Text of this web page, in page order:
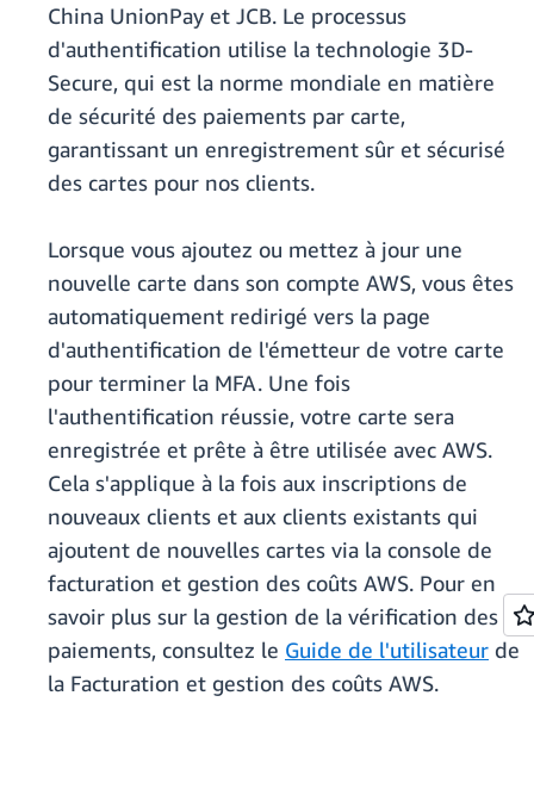
China UnionPay et JCB. Le processus
d'authentification utilise la technologie 3D-
Secure, qui est la norme mondiale en matière
de sécurité des paiements par carte,
garantissant un enregistrement sûr et sécurisé
des cartes pour nos clients.
Lorsque vous ajoutez ou mettez à jour une
nouvelle carte dans son compte AWS, vous êtes
automatiquement redirigé vers la page
d'authentification de l'émetteur de votre carte
pour terminer la MFA. Une fois
l'authentification réussie, votre carte sera
enregistrée et prête à être utilisée avec AWS.
Cela s'applique à la fois aux inscriptions de
nouveaux clients et aux clients existants qui
ajoutent de nouvelles cartes via la console de
facturation et gestion des coûts AWS. Pour en
savoir plus sur la gestion de la vérification des
paiements, consultez le Guide de l'utilisateur de
la Facturation et gestion des coûts AWS.